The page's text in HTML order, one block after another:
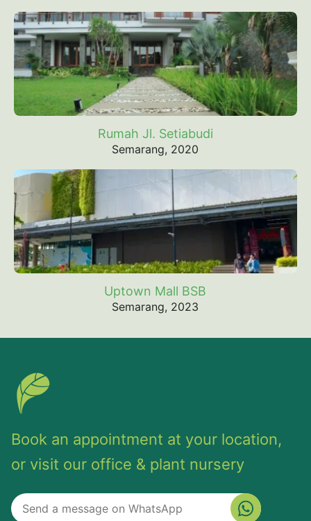
Rumah Jl. Setiabudi
Semarang, 2020
Uptown Mall BSB
Semarang, 2023
Book an appointment at your location,
or visit our office & plant nursery